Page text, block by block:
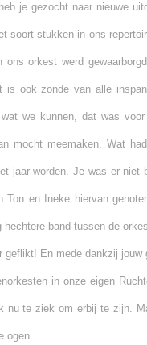
je gezocht naar nieuwe
soort stukken in ons
orkest werd
ook zonde van alle
we kunnen, dat was
mocht meemaken. Wat
jaar worden. Je was er niet
en Ineke hiervan
band tussen de
En mede dankzij jouw
in onze eigen
nu te ziek om erbij te zijn.
ogen.